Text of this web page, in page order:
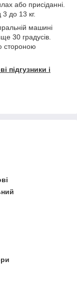
або присіданні.
3 до 13 кг.
машині
30 градусів.
стороною
і